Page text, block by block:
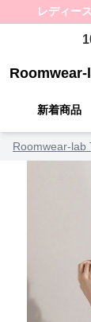
レディー
Roomwear-
新着商品
Roomwear-lab